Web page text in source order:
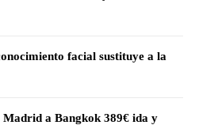
facial sustituye a la
Madrid a Bangkok 389€ ida y